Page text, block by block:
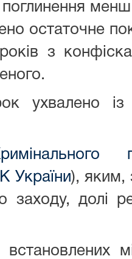
остаточне
з
ухвалено
України), яким,
заходу, долі
встановлених